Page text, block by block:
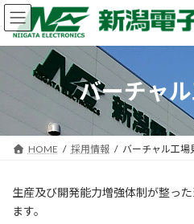
コ
ン
ッ
ナ
ビ
移
バーチャ
HOME 採用情報 バーチャル工場
生産及び開発能力増強体制が整っ
ます。